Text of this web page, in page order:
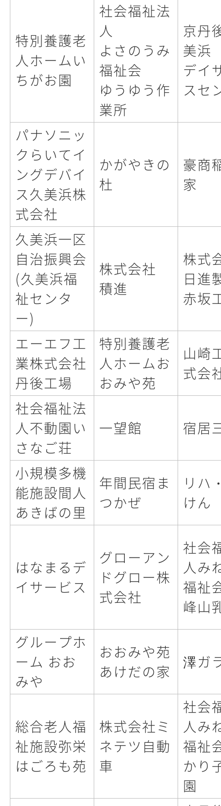
特別養護老
人ホームい
ちがお園
社会福祉法
人
よさのうみ
福祉会
ゆうゆう作
業所
京丹
美浜
デイ
スセ
パナソニッ
クらいてイ
ングデバイ
ス久美浜株
式会社
かがやきの
杜
豪商
家
久美浜一区
自治振興会
(久美浜福
祉センタ
ー)
株式会社
積進
株式
日進
赤坂
エーエフ工
業株式会社
丹後工場
特別養護老
人ホームお
おみや苑
山崎
式会
社会福祉法
人不動園い
さなご荘
一望館 宿居
小規模多機
能施設間人
あきばの里
年間民宿ま
つかぜ
リハ
けん
はなまるデ
イサービス
グローアン
ドグロー株
式会社
社会
人み
福祉
峰山
グループホ
ーム おお
みや
おおみや苑
あけだの家
澤ガ
総合老人福
祉施設弥栄
はごろも苑
株式会社ミ
ネテツ自動
車
社会
人み
福祉
かり
園